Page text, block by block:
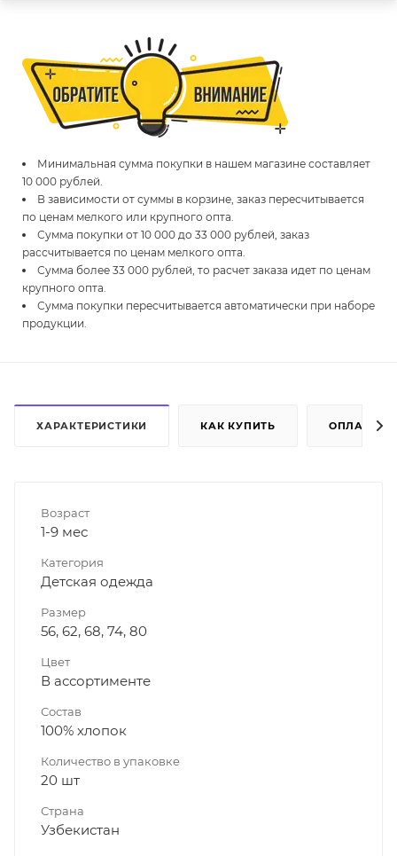
Минимальная сумма покупки в нашем магазине составляет
10 000 рублей.
В зависимости от суммы в корзине, заказ пересчитывается
по ценам мелкого или крупного опта.
Сумма покупки от 10 000 до 33 000 рублей, заказ
рассчитывается по ценам мелкого опта.
Сумма более 33 000 рублей, то расчет заказа идет по ценам
крупного опта.
Сумма покупки пересчитывается автоматически при наборе
продукции.
ХАРАКТЕРИСТИКИ КАК КУПИТЬ ОПЛАТА
Возраст
1-9 мес
Категория
Детская одежда
Размер
56, 62, 68, 74, 80
Цвет
В ассортименте
Состав
100% хлопок
Количество в упаковке
20 шт
Страна
Узбекистан